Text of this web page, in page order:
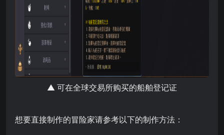
▲ 可在全球交易所购买的船舶登记证
想要直接制作的冒险家请参考以下的制作方法：